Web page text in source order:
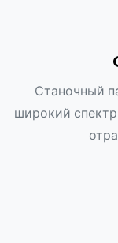
Станочный
широкий